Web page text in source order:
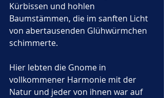
Kürbissen und hohlen
Baumstämmen, die im sanften Licht
von abertausenden Glühwürmchen
schimmerte.
Hier lebten die Gnome in
vollkommener Harmonie mit der
Natur und jeder von ihnen war auf